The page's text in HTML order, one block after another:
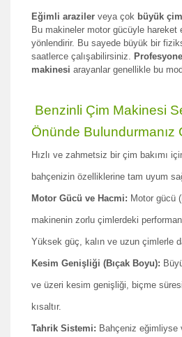
Eğimli araziler veya çok büyük
Bu makineler motor gücüyle hareket
yönlendirir. Bu sayede büyük bir
saatlerce çalışabilirsiniz.
makinesi arayanlar genellikle bu
Benzinli Çim Makinesi
Önünde Bulundurmanız
Hızlı ve zahmetsiz bir çim bakımı
bahçenizin özelliklerine tam uyum
Motor Gücü ve Hacmi: Motor gücü (
makinenin zorlu çimlerdeki
Yüksek güç, kalın ve uzun çimlerle
Kesim Genişliği (Bıçak Boyu):
ve üzeri kesim genişliği, biçme
kısaltır.
Tahrik Sistemi: Bahçeniz eğimliyse